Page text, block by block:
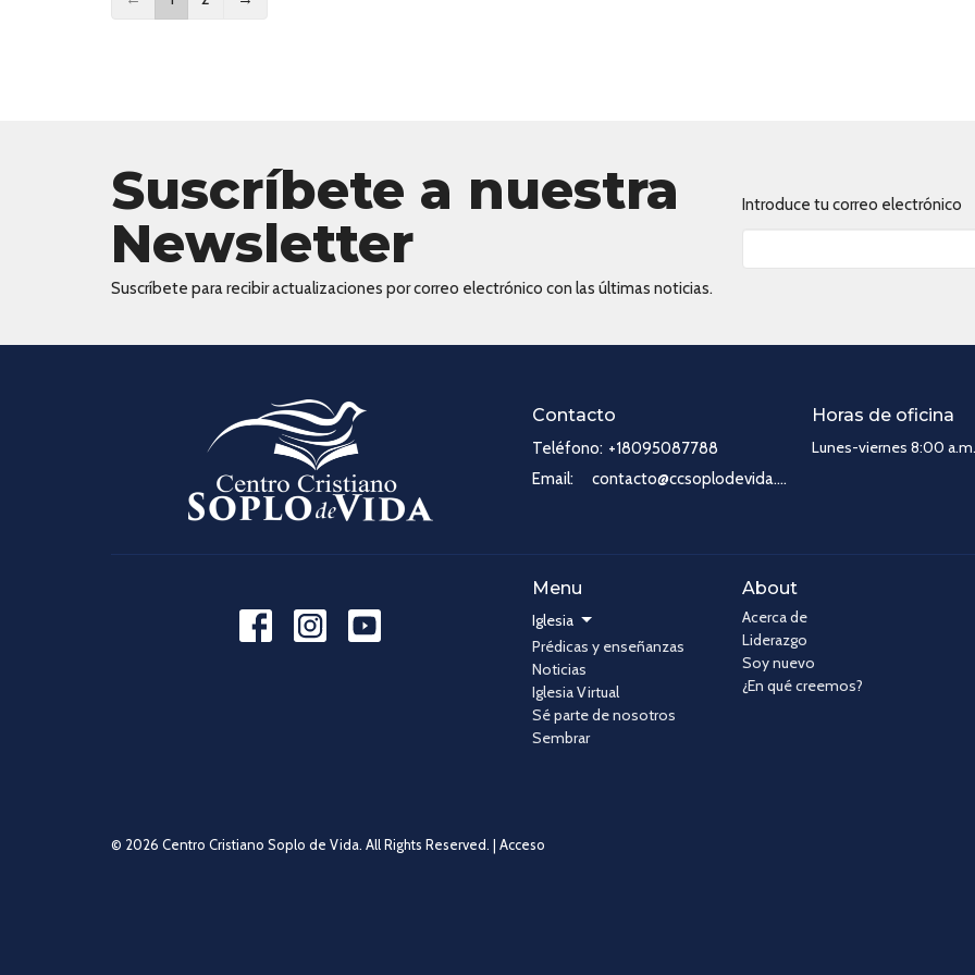
Suscríbete a nuestra
Newsletter
Suscríbete para recibir actualizaciones por correo electrónico con las últimas noticias.
Introduce tu correo electrónico
Contacto
Teléfono: +18095087788
Email: contacto@ccsoplodevida.com
Horas de oficina
Lunes-viernes 8:00
Menu
Iglesia
Prédicas y enseñanzas
Noticias
Iglesia Virtual
Sé parte de nosotros
Sembrar
About
Acerca de
Liderazgo
Soy nuevo
¿En qué creemos?
© 2026 Centro Cristiano Soplo de Vida. All Rights Reserved. | Acceso